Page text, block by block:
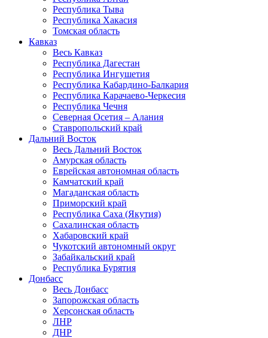
Республика Тыва
Республика Хакасия
Томская область
Кавказ
Весь Кавказ
Республика Дагестан
Республика Ингушетия
Республика Кабардино-Балкария
Республика Карачаево-Черкесия
Республика Чечня
Северная Осетия – Алания
Ставропольский край
Дальний Восток
Весь Дальний Восток
Амурская область
Еврейская автономная область
Камчатский край
Магаданская область
Приморский край
Республика Саха (Якутия)
Сахалинская область
Хабаровский край
Чукотский автономный округ
Забайкальский край
Республика Бурятия
Донбасс
Весь Донбасс
Запорожская область
Херсонская область
ЛНР
ДНР